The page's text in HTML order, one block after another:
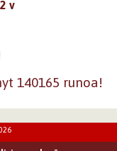
v
140165 runoa!